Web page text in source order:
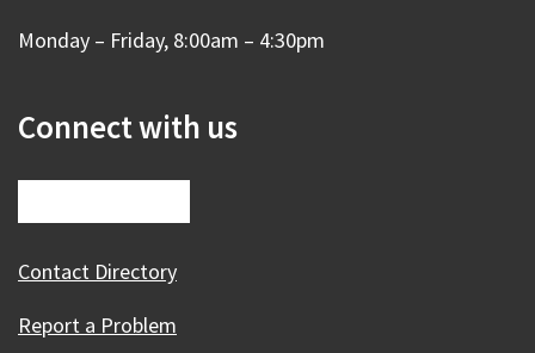
Monday – Friday, 8:00am – 4:30pm
Connect with us
Contact Directory
Report a Problem